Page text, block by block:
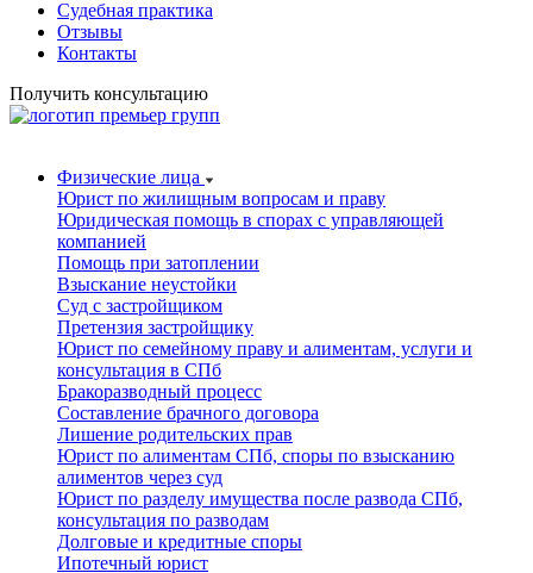
Судебная практика
Отзывы
Контакты
Получить консультацию
Физические лица
Юрист по жилищным вопросам и праву
Юридическая помощь в спорах с управляющей
компанией
Помощь при затоплении
Взыскание неустойки
Суд с застройщиком
Претензия застройщику
Юрист по семейному праву и алиментам, услуги и
консультация в СПб
Бракоразводный процесс
Составление брачного договора
Лишение родительских прав
Юрист по алиментам СПб, споры по взысканию
алиментов через суд
Юрист по разделу имущества после развода СПб,
консультация по разводам
Долговые и кредитные споры
Ипотечный юрист